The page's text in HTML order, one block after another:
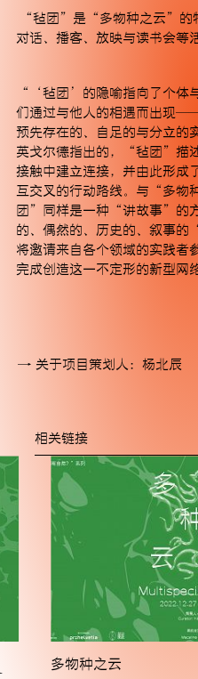
“毡团”是“多物种之云”的
对话、播客、放映与读书会等
“‘毡团’的隐喻指向了个体
们通过与他人的相遇而出现
预先存在的、自足的与分立
英戈尔德指出的，“毡团”描
接触中建立连接，并由此形成
互交叉的行动路线。与“多
团”同样是一种“讲故事”的
的、偶然的、历史的、叙事
将邀请来自各个领域的实践
完成创造这一不定形的新型网
关于项目策划人：杨北辰
相关链接
多物种之云
未来感的独栋建筑。
性与实验性的内容，建立
本土视野的国际对话。从
到替代性的社群融合，我
成为中国当代艺术版图上
应当下这个激烈变化的时代
Instagram